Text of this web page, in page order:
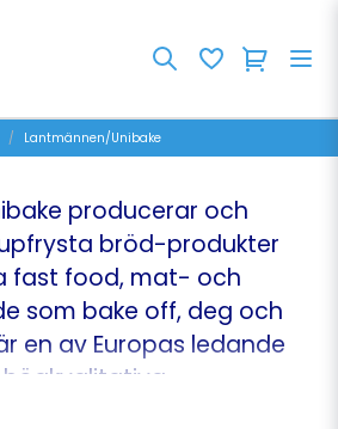
Lantmännen/Unibake
producerar och
bröd-produkter
fast food, mat- och
som bake off, deg och
en av Europas ledande
detaljhandlare,